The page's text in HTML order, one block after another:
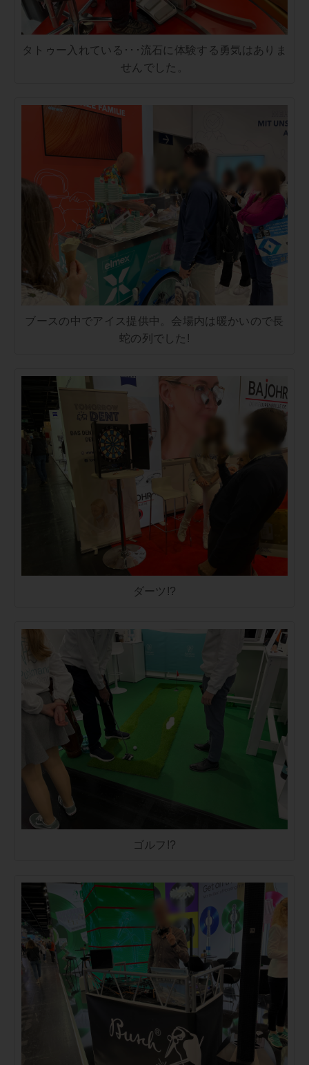
タトゥー入れている･･･流石に体験する勇気はありま
せんでした。
ブースの中でアイス提供中。会場内は暖かいので長
蛇の列でした!
ダーツ!?
ゴルフ!?